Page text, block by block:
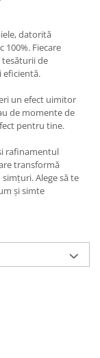
datorită
100%. Fiecare
tesăturii de
eficientă.
un efect uimitor
de momente de
pentru tine.
rafinamentul
transformă
Alege să te
și simte